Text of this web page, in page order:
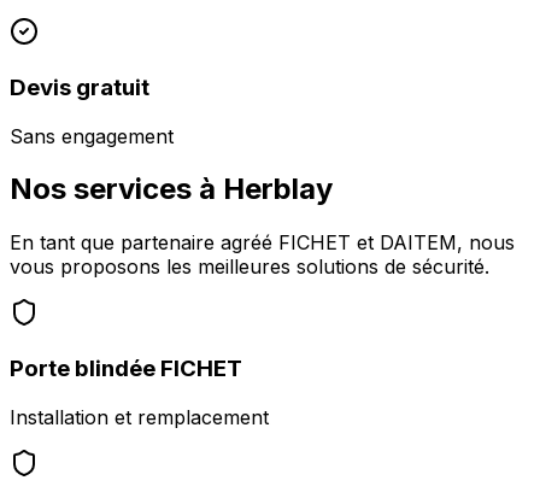
Devis gratuit
Sans engagement
Nos services à Herblay
En tant que partenaire agréé FICHET et DAITEM, nous
vous proposons les meilleures solutions de sécurité.
Porte blindée FICHET
Installation et remplacement